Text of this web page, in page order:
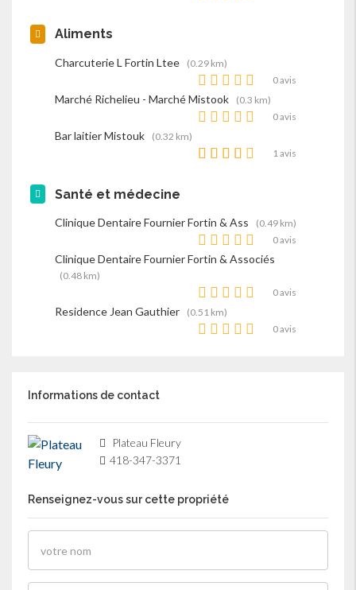
Aliments
Charcuterie L Fortin Ltee
(0.29 km)
0 avis
Marché Richelieu - Marché Mistook
(0.3 km)
0 avis
Bar laitier Mistouk
(0.32 km)
1 avis
Santé et médecine
Clinique Dentaire Fournier Fortin & Ass
(0.49 km)
0 avis
Clinique Dentaire Fournier Fortin & Associés
(0.48 km)
0 avis
Residence Jean Gauthier
(0.51 km)
0 avis
Informations de contact
Plateau Fleury
418-347-3371
Renseignez-vous sur cette propriété